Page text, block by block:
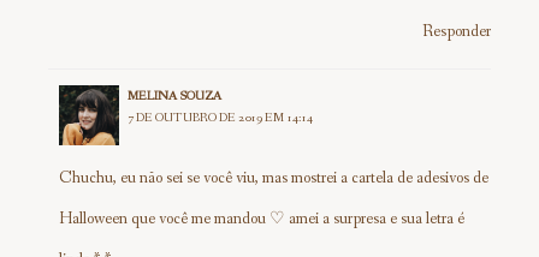
Responder
MELINA SOUZA
7 DE OUTUBRO DE 2019 EM 14:14
Chuchu, eu não sei se você viu, mas mostrei a cartela de adesivos de
Halloween que você me mandou ♡ amei a surpresa e sua letra é